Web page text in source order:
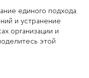
единого подхода
и устранение
организации и
этой